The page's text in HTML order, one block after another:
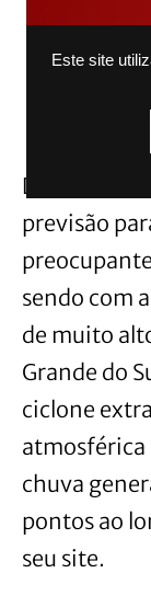
Este site
De acordo
previsão
sendo com
de muito
Grande do
ciclone
atmosférica
chuva
pontos ao
seu site.